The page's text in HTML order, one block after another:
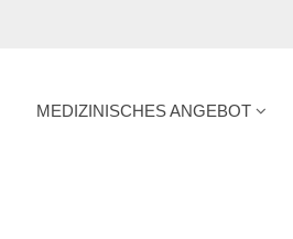
MEDIZINISCHES ANGEBOT